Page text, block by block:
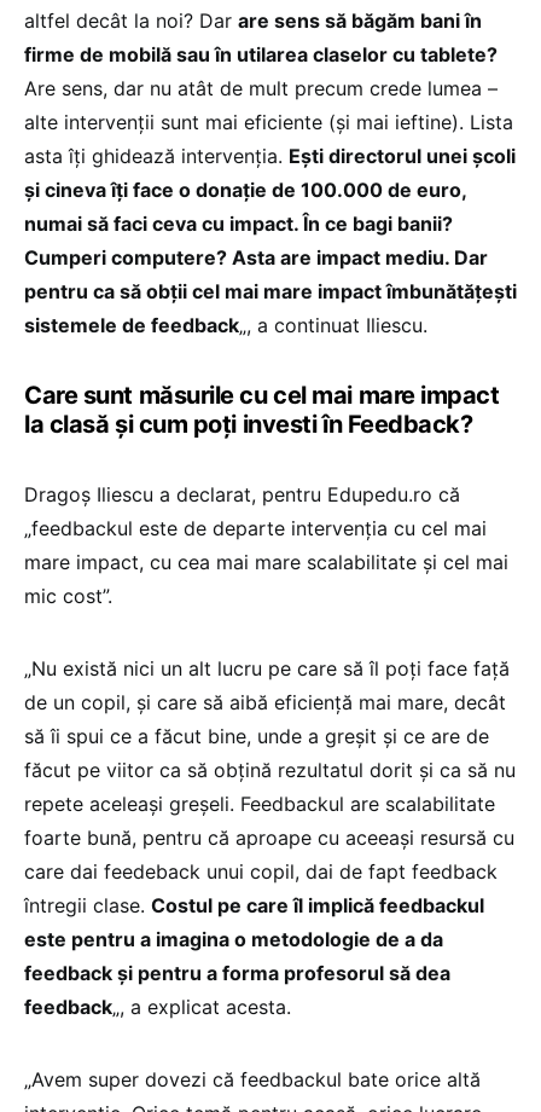
altfel decât la noi? Dar are sens să băgăm bani în
firme de mobilă sau în utilarea claselor cu tablete?
Are sens, dar nu atât de mult precum crede lumea –
alte intervenții sunt mai eficiente (și mai ieftine). Lista
asta îți ghidează intervenția. Ești directorul unei școli
și cineva îți face o donație de 100.000 de euro,
numai să faci ceva cu impact. În ce bagi banii?
Cumperi computere? Asta are impact mediu. Dar
pentru ca să obții cel mai mare impact îmbunătățești
sistemele de feedback„, a continuat Iliescu.
Care sunt măsurile cu cel mai mare impact
la clasă și cum poți investi în Feedback?
Dragoș Iliescu a declarat, pentru Edupedu.ro că
„feedbackul este de departe intervenția cu cel mai
mare impact, cu cea mai mare scalabilitate și cel mai
mic cost”.
„Nu există nici un alt lucru pe care să îl poți face față
de un copil, și care să aibă eficiență mai mare, decât
să îi spui ce a făcut bine, unde a greșit și ce are de
făcut pe viitor ca să obțină rezultatul dorit și ca să nu
repete aceleași greșeli. Feedbackul are scalabilitate
foarte bună, pentru că aproape cu aceeași resursă cu
care dai feedeback unui copil, dai de fapt feedback
întregii clase. Costul pe care îl implică feedbackul
este pentru a imagina o metodologie de a da
feedback și pentru a forma profesorul să dea
feedback„, a explicat acesta.
„Avem super dovezi că feedbackul bate orice altă